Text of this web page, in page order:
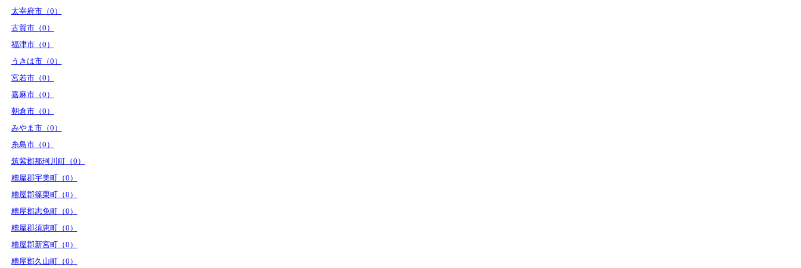
太宰府市（0）
古賀市（0）
福津市（0）
うきは市（0）
宮若市（0）
嘉麻市（0）
朝倉市（0）
みやま市（0）
糸島市（0）
筑紫郡那珂川町（0）
糟屋郡宇美町（0）
糟屋郡篠栗町（0）
糟屋郡志免町（0）
糟屋郡須恵町（0）
糟屋郡新宮町（0）
糟屋郡久山町（0）